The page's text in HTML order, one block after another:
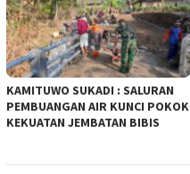
KAMITUWO SUKADI : SALURAN
PEMBUANGAN AIR KUNCI POKOK
KEKUATAN JEMBATAN BIBIS